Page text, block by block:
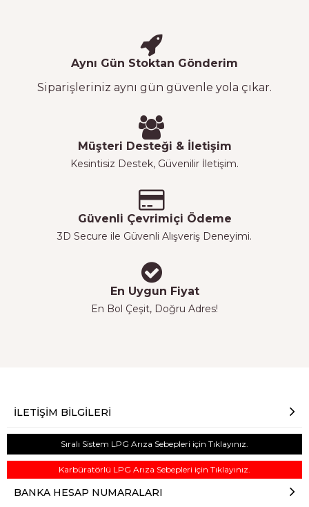
Aynı Gün Stoktan Gönderim
Siparişleriniz aynı gün güvenle yola çıkar.
Müşteri Desteği & İletişim
Kesintisiz Destek, Güvenilir İletişim.
Güvenli Çevrimiçi Ödeme
3D Secure ile Güvenli Alışveriş Deneyimi.
En Uygun Fiyat
En Bol Çeşit, Doğru Adres!
İLETIŞIM BILGILERI
Sıralı Sistem LPG Arıza Sebepleri için Tıklayınız.
Karbüratörlü LPG Arıza Sebepleri için Tıklayınız.
BANKA HESAP NUMARALARI